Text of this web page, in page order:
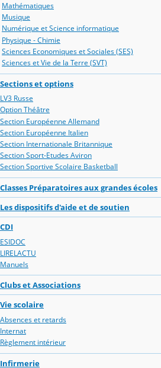
Mathématiques
Musique
Numérique et Science informatique
Physique - Chimie
Sciences Economiques et Sociales (SES)
Sciences et Vie de la Terre (SVT)
Sections et options
LV3 Russe
Option Théâtre
Section Européenne Allemand
Section Européenne Italien
Section Internationale Britannique
Section Sport-Etudes Aviron
Section Sportive Scolaire Basketball
Classes Préparatoires aux grandes écoles
Les dispositifs d'aide et de soutien
CDI
ESIDOC
LIRELACTU
Manuels
Clubs et Associations
Vie scolaire
Absences et retards
Internat
Règlement intérieur
Infirmerie